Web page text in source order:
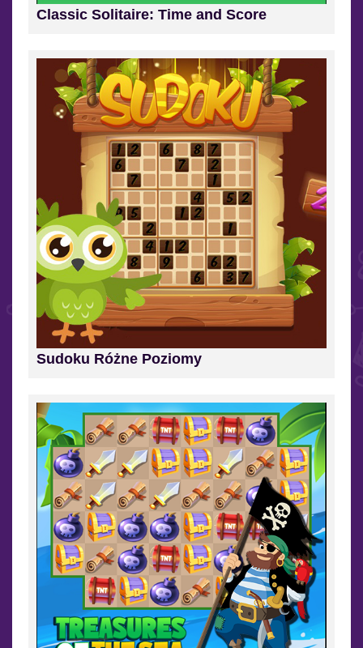
Classic Solitaire: Time and Score
Sudoku Różne Poziomy